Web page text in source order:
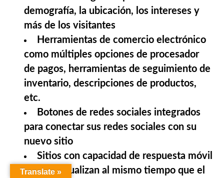
demografía, la ubicación, los intereses y
más de los visitantes
Herramientas de comercio electrónico
como múltiples opciones de procesador
de pagos, herramientas de seguimiento de
inventario, descripciones de productos,
etc.
Botones de redes sociales integrados
para conectar sus redes sociales con su
nuevo sitio
Sitios con capacidad de respuesta móvil
que se actualizan al mismo tiempo que el
Translate »